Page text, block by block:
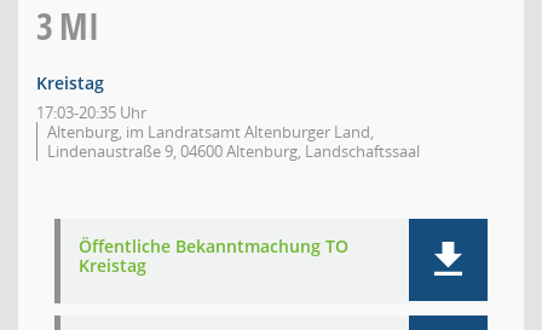
3MI
Kreistag
17:03-20:35 Uhr
Altenburg, im Landratsamt Altenburger Land,
Lindenaustraße 9, 04600 Altenburg, Landschaftssaal
Öffentliche Bekanntmachung TO
Kreistag